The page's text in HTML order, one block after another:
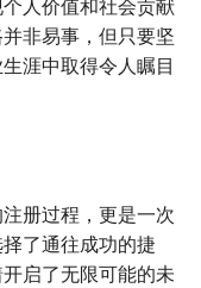
非易事，但只要坚
涯中取得令人瞩目
册过程，更是一次
了通往成功的捷
启了无限可能的未